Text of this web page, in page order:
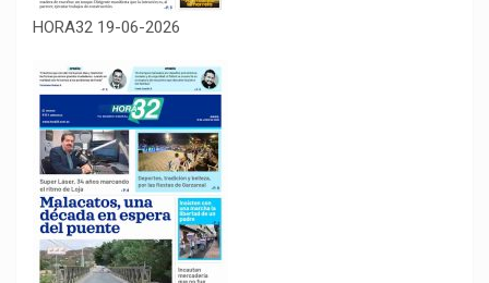
HORA32 19-06-2026